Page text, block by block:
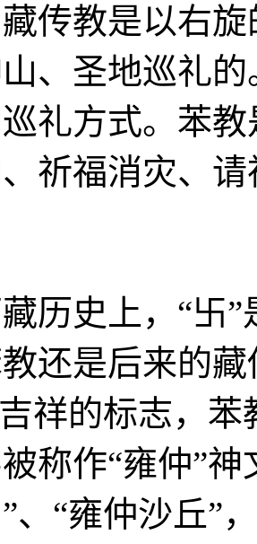
传教是以右
、圣地巡礼
礼方式。苯
祈福消灾、
史上，“卐”
还是后来的
祥的标志，
称作“雍仲”
、“雍仲沙丘”